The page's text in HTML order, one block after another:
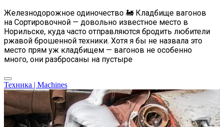
Железнодорожное одиночество 🚂 Кладбище вагонов
на Сортировочной — довольно известное место в
Норильске, куда часто отправляются бродить любители
ржавой брошенной техники. Хотя я бы не назвала это
место прям уж кладбищем — вагонов не особенно
много, они разбросаны на пустыре
Техника | Machines